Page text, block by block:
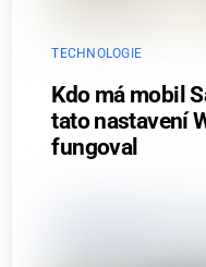
TECHNOLOGIE
Kdo má mobil
tato nastavení
fungoval